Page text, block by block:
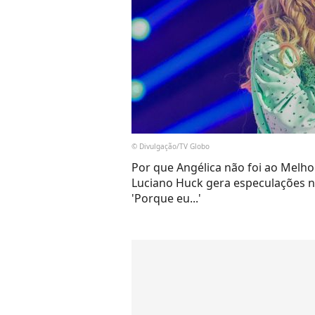
© Divulgação/TV Globo
Por que Angélica não foi ao
Luciano Huck gera especulações
'Porque eu...'